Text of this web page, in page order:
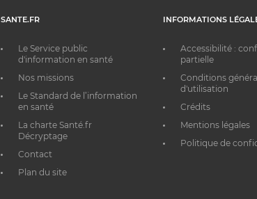
SANTE.FR
Le Service public
d'information en santé
Nos missions
Le Standard de l’information
en santé
La charte Santé.fr
Décryptage
Contact
Plan du site
INFORMATIONS
Accessibilité :
partielle
Conditions
d'utilisation
Crédits
Mentions légales
Politique de